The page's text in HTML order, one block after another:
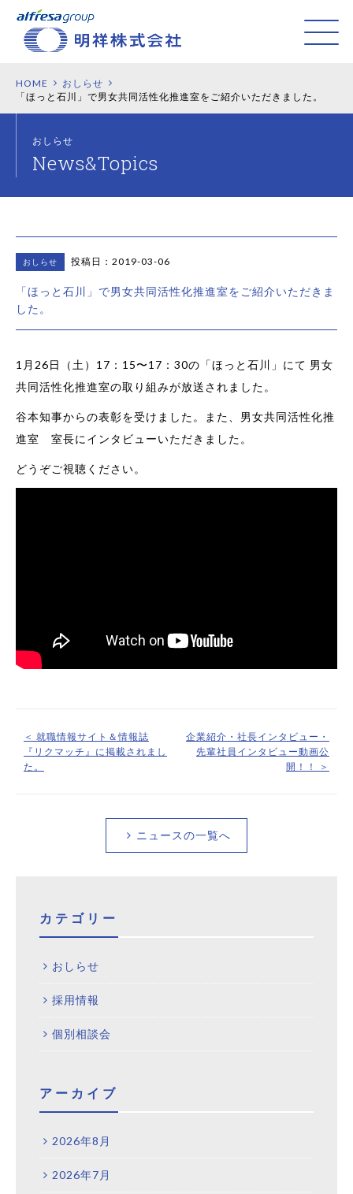
HOME
おしらせ
「ほっと石川」で男女共同活性化推進室をご紹介いただきました。
おしらせ
おしらせ 投稿日：2019-03-06
「ほっと石川」で男女共同活性化推進室をご紹介いただきま
した。
1月26日（土）17：15〜17：30の「ほっと石川」にて 男女
共同活性化推進室の取り組みが放送されました。
谷本知事からの表彰を受けました。また、男女共同活性化推
進室 室長にインタビューいただきました。
どうぞご視聴ください。
＜ 就職情報サイト＆情報誌
『リクマッチ』に掲載されまし
た。
企業紹介・社長インタビュー・
先輩社員インタビュー動画公
開！！ ＞
ニュースの一覧へ
カテゴリー
おしらせ
採用情報
個別相談会
アーカイブ
2026年8月
2026年7月